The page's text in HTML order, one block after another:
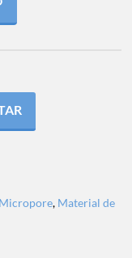
Micropore, Material de